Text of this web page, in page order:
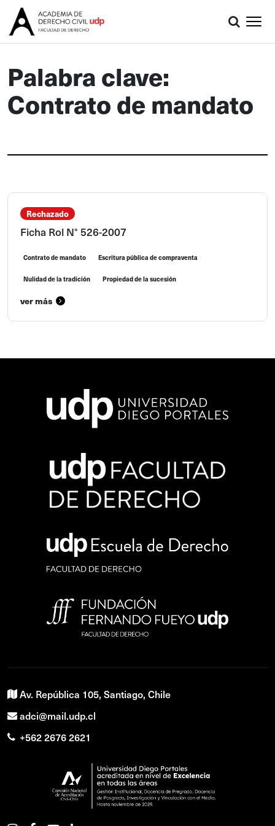
Palabra clave:
Contrato de mandato
Rechazado
Ficha Rol N° 526-2007
Contrato de mandato Escritura pública de compraventa
Nulidad de la tradición Propiedad de la sucesión
ver más
Av. República 105, Santiago, Chile
adci@mail.udp.cl
+562 2676 2621